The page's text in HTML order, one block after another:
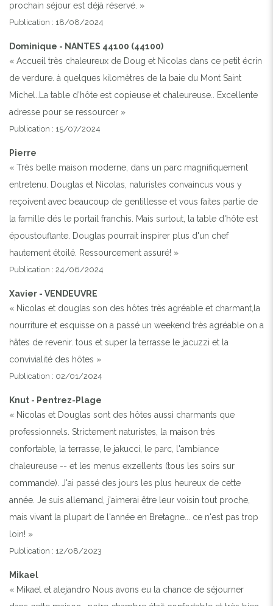
prochain séjour est déjà réservé. »
Publication : 18/08/2024
Dominique - NANTES 44100 (44100)
« Accueil très chaleureux de Doug et Nicolas dans ce petit écrin
de verdure. à quelques kilomètres de la baie du Mont Saint
Michel..La table d’hôte est copieuse et chaleureuse.. Excellente
adresse pour se ressourcer »
Publication : 15/07/2024
Pierre
« Très belle maison moderne, dans un parc magnifiquement
entretenu. Douglas et Nicolas, naturistes convaincus vous y
reçoivent avec beaucoup de gentillesse et vous faites partie de
la famille dés le portail franchis. Mais surtout, la table d'hôte est
époustouflante. Douglas pourrait inspirer plus d'un chef
hautement étoilé. Ressourcement assuré! »
Publication : 24/06/2024
Xavier - VENDEUVRE
« Nicolas et douglas son des hôtes très agréable et charmant,la
nourriture et esquisse on a passé un weekend très agréable on a
hâtes de revenir. tous et super la terrasse le jacuzzi et la
convivialité des hôtes »
Publication : 02/01/2024
Knut - Pentrez-Plage
« Nicolas et Douglas sont des hôtes aussi charmants que
professionnels. Strictement naturistes, la maison très
confortable, la terrasse, le jakucci, le parc, l'ambiance
chaleureuse -- et les menus exzellents (tous les soirs sur
commande). J'ai passé des jours les plus heureux de cette
année. Je suis allemand, j'aimerai être leur voisin tout proche,
mais vivant la plupart de l'année en Bretagne... ce n'est pas trop
loin! »
Publication : 12/08/2023
Mikael
« Mikael et alejandro Nous avons eu la chance de séjourner